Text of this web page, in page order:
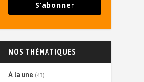
S’abonner
NOS THÉMATIQUES
À la une (43)